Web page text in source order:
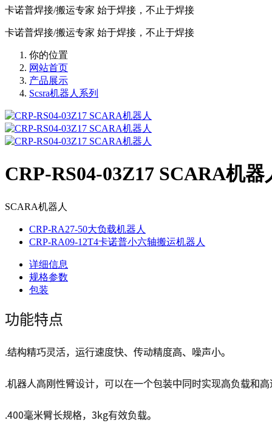
卡诺普焊接/搬运专家 始于焊接，不止于焊接
卡诺普焊接/搬运专家 始于焊接，不止于焊接
你的位置
网站首页
产品展示
Scsra机器人系列
CRP-RS04-03Z17 SCARA机器
SCARA机器人
CRP-RA27-50大负载机器人
CRP-RA09-12T4卡诺普小六轴搬运机器人
详细信息
规格参数
包装
功能特点
.结构精巧灵活，运行速度快、传动精度高、噪声小。
.机器人高刚性臂设计，可以在一个包装中同时实现高负载和
.400毫米臂长规格，3kg有效负载。